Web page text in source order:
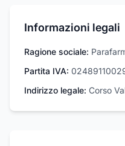
Informazioni legali
Ragione sociale:
Partita IVA:
Indirizzo legale: Corso